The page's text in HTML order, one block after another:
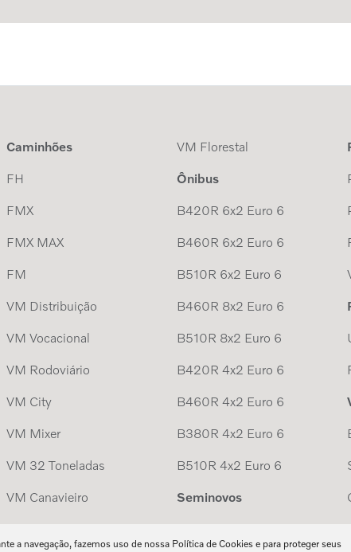
Caminhões
FH
FMX
FMX MAX
FM
VM Distribuição
VM Vocacional
VM Rodoviário
VM City
VM Mixer
VM 32 Toneladas
VM Canavieiro
VM Florestal
Ônibus
B420R 6x2 Euro 6
B460R 6x2 Euro 6
B510R 6x2 Euro 6
B460R 8x2 Euro 6
B510R 8x2 Euro 6
B420R 4x2 Euro 6
B460R 4x2 Euro 6
B380R 4x2 Euro 6
B510R 4x2 Euro 6
Seminovos
a navegação, fazemos uso de nossa Política de Cookies e para proteger seus